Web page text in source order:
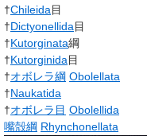
†Chileida目
†Dictyonellida目
†Kutorginata綱
†Kutorginida目
†オボレラ綱 Obolellata
†Naukatida
†オボレラ目 Obolellida
嘴殻綱 Rhynchonellata